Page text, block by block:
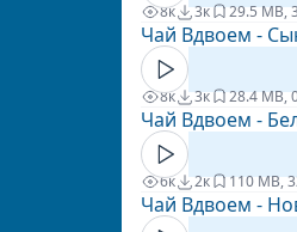
8к 3к 29.5 MB,
Чай Вдвоем -
8к 3к 28.4 MB,
Чай Вдвоем -
6к 2к 110 MB,
Чай Вдвоем -